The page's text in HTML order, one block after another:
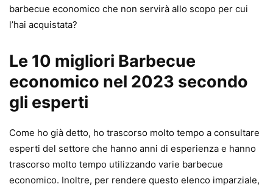
barbecue economico che non servirà allo scopo per cui
l’hai acquistata?
Le 10 migliori Barbecue
economico nel 2023 secondo
gli esperti
Come ho già detto, ho trascorso molto tempo a consultare
esperti del settore che hanno anni di esperienza e hanno
trascorso molto tempo utilizzando varie barbecue
economico. Inoltre, per rendere questo elenco imparziale,